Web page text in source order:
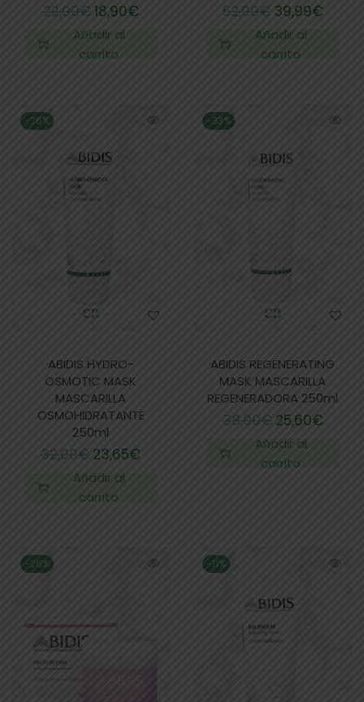
22,00€18,90€
Añadir al
carrito
52,00€ 39,99€
Añadir al
carrito
-26%
ABIDIS HYDRO-
OSMOTIC MASK
MASCARILLA
OSMOHIDRATANTE
250ml
32,00€23,65€
Añadir al
carrito
-33%
ABIDIS REGENERATING
MASK MASCARILLA
REGENERADORA 250ml
38,00€ 25,60€
Añadir al
carrito
-26% -11%